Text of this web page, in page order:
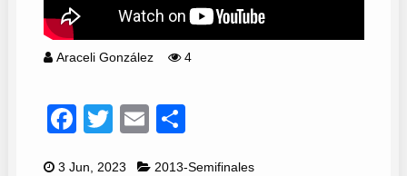
Araceli González 4
Facebook
TwitterEmail
3 Jun, 2023 2013-Semifinales